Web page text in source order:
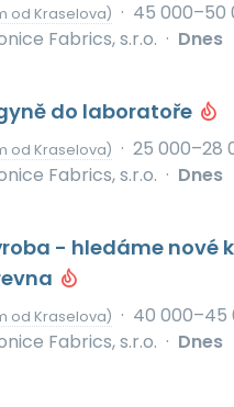
od Kraselova) · 45 000–50
Fabrics, s.r.o. · Dnes
do laboratoře
od Kraselova) · 25 000–28
Fabrics, s.r.o. · Dnes
- hledáme nové
od Kraselova) · 40 000–45
Fabrics, s.r.o. · Dnes